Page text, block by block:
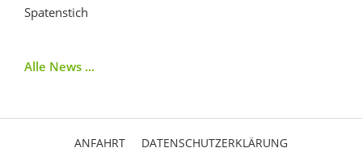
Spatenstich
Alle News ...
ANFAHRT DATENSCHUTZERKLÄRUNG